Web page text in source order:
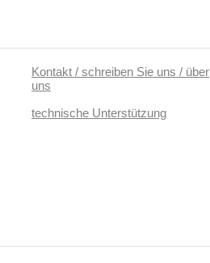
Kontakt / schreiben Sie uns / über
uns
technische Unterstützung